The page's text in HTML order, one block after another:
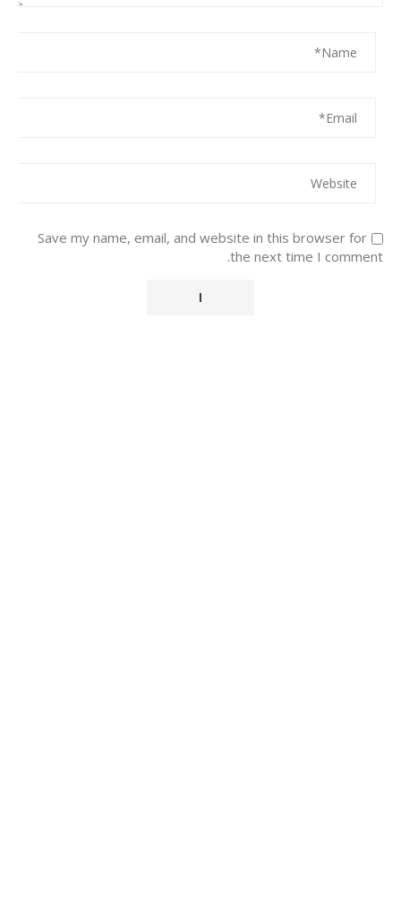
Save my name, email, and website in this browser for
the next time I comment.